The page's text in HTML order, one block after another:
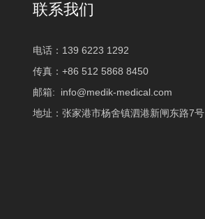
联系我们
电话：139 6223 1292
传真：+86 512 5868 8450
邮箱: info@medik-medical.com
地址：张家港市杨舍镇泗港新闸东路7号